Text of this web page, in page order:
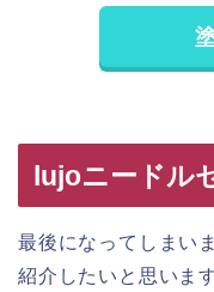
lujoニードル
最後になってしまい
紹介したいと思いま